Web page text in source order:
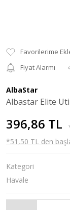
Fiyat Alarmı
AlbaStar
Albastar Elite
396,86 TL
*51,50 TL den
Kategori
Havale